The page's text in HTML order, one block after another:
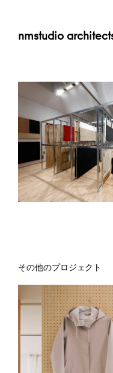
nmstudio
その他のプロジェクト